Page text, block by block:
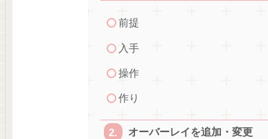
前提
入手
操作
作り
オーバーレイを追加・変更